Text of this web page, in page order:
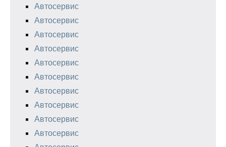
Автосервис
Автосервис
Автосервис
Автосервис
Автосервис
Автосервис
Автосервис
Автосервис
Автосервис
Автосервис